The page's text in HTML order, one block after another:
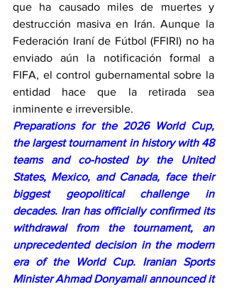
que ha causado miles de muertes y
destrucción masiva en Irán. Aunque la
Federación Iraní de Fútbol (FFIRI) no ha
enviado aún la notificación formal a
FIFA, el control gubernamental sobre la
entidad hace que la retirada sea
inminente e irreversible.
Preparations for the 2026 World Cup,
the largest tournament in history with 48
teams and co-hosted by the United
States, Mexico, and Canada, face their
biggest geopolitical challenge in
decades. Iran has officially confirmed its
withdrawal from the tournament, an
unprecedented decision in the modern
era of the World Cup. Iranian Sports
Minister Ahmad Donyamali announced it